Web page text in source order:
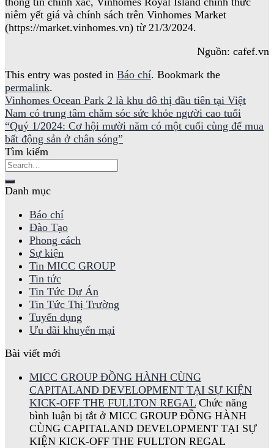
niêm yết giá và chính sách trên Vinhomes Market
(https://market.vinhomes.vn) từ 21/3/2024.
Nguồn: cafef.vn
This entry was posted in Báo chí. Bookmark the
permalink.
Vinhomes Ocean Park 2 là khu đô thị đầu tiên tại Việt
Nam có trung tâm chăm sóc sức khỏe người cao tuổi
“Quý 1/2024: Cơ hội mười năm có một cuối cùng để mua
bất động sản ở chân sóng”
Tìm kiếm
Danh mục
Báo chí
Đào Tạo
Phong cách
Sự kiện
Tin MICC GROUP
Tin tức
Tin Tức Dự Án
Tin Tức Thị Trường
Tuyển dụng
Ưu đãi khuyến mại
Bài viết mới
MICC GROUP ĐỒNG HÀNH CÙNG
CAPITALAND DEVELOPMENT TẠI SỰ KIỆN
KICK-OFF THE FULLTON REGAL Chức năng
bình luận bị tắt ở MICC GROUP ĐỒNG HÀNH
CÙNG CAPITALAND DEVELOPMENT TẠI SỰ
KIỆN KICK-OFF THE FULLTON REGAL